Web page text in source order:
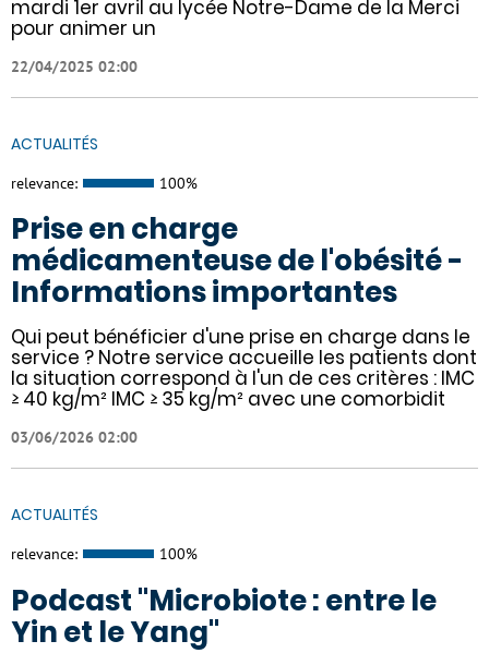
mardi 1er avril au lycée Notre-Dame de la Merci
pour animer un
22/04/2025 02:00
ACTUALITÉS
relevance: 100%
Prise en charge
médicamenteuse de l'obésité -
Informations importantes
Qui peut bénéficier d'une prise en charge dans le
service ? Notre service accueille les patients dont
la situation correspond à l'un de ces critères : IMC
≥ 40 kg/m² IMC ≥ 35 kg/m² avec une comorbidit
03/06/2026 02:00
ACTUALITÉS
relevance: 100%
Podcast "Microbiote : entre le
Yin et le Yang"